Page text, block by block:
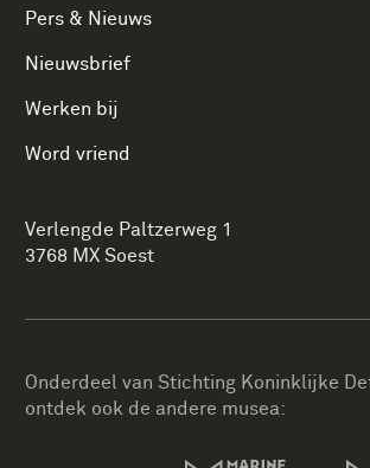
Pers & Nieuws
Nieuwsbrief
Werken bij
Word vriend
Verlengde Paltzerweg 1
3768 MX Soest
Onderdeel van Stichting Koninklijke
ontdek ook de andere musea: